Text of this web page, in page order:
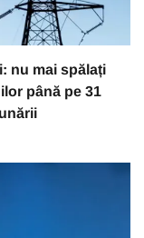
nu mai spălați
până pe 31